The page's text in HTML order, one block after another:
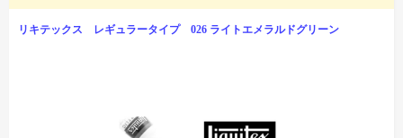
リキテックス レギュラータイプ 026 ライトエメラルドグリーン